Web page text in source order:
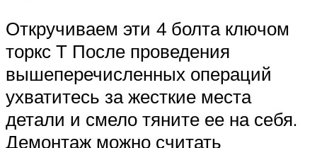
Откручиваем эти 4 болта ключом
торкс Т После проведения
вышеперечисленных операций
ухватитесь за жесткие места
детали и смело тяните ее на себя.
Демонтаж можно считать